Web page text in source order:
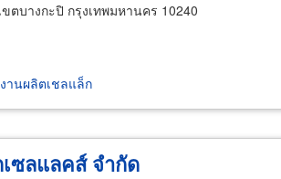
ตบางกะปิ กรุงเทพมหานคร 10240
านผลิตเชลแล็ก
ซลแลคส์ จำกัด